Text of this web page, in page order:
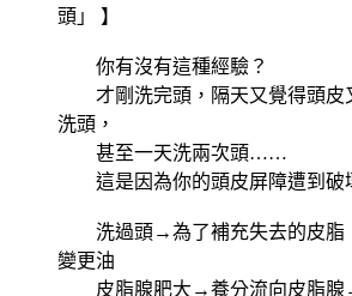
頭」 】
你有沒有這種經驗？
才剛洗完頭，隔天又覺得頭皮
洗頭，
甚至一天洗兩次頭……
這是因為你的頭皮屏障遭到破
洗過頭→為了補充失去的皮脂
變更油
皮脂腺肥大→養分流向皮脂腺